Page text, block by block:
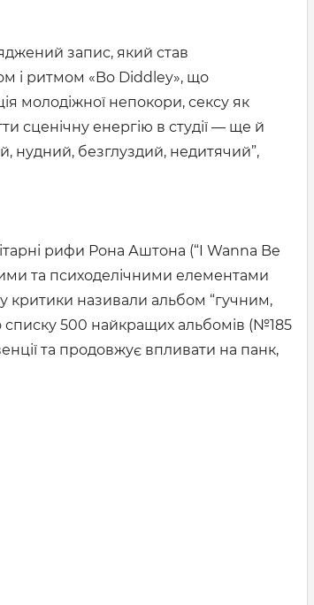
запис, який став
і ритмом «Bo Diddley», що
молодіжної непокори, сексу як
сценічну енергію в студії — ще й
нудний, безглуздий, недитячий”,
рифи Рона Аштона (“I Wanna Be
та психоделічними елементами
критики називали альбом “гучним,
500 найкращих альбомів (№185
та продовжує впливати на панк,